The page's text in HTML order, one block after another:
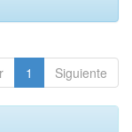
1 Siguiente